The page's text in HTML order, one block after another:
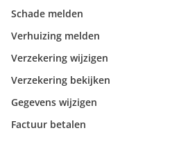
Schade melden
Verhuizing melden
Verzekering wijzigen
Verzekering bekijken
Gegevens wijzigen
Factuur betalen